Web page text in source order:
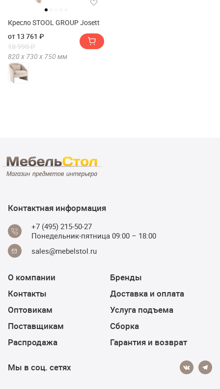
Кресло STOOL GROUP Josett
от 13 761 ₽
18 990 ₽
820 х 730 х 750 мм
Контактная информация
+7 (495) 215-50-27
Понедельник-пятница 09:00 – 18:00
sales@mebelstol.ru
О компании
Контакты
Оптовикам
Поставщикам
Распродажа
Бренды
Доставка и оплата
Услуга подъема
Сборка
Гарантия и возврат
Мы в соц. сетях